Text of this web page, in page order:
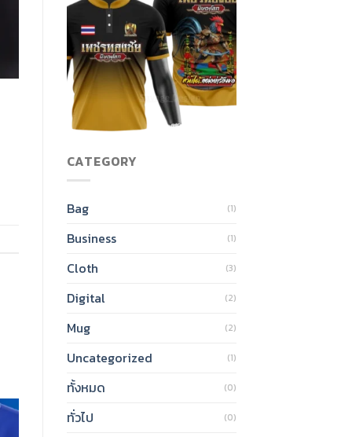
CATEGORY
Bag (1)
Business (1)
Cloth (3)
Digital (2)
Mug (2)
Uncategorized (1)
ทั้งหมด (0)
ทั่วไป (0)